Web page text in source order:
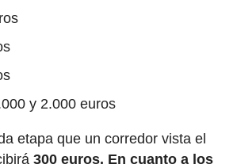
y 2.000 euros
etapa que un corredor vista el
300 euros. En cuanto a los